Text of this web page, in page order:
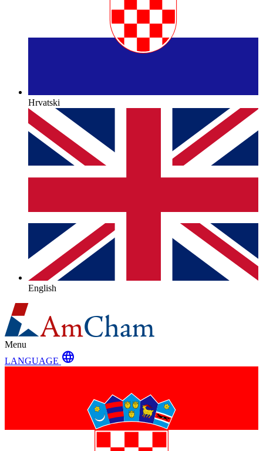
Hrvatski
English
Menu
LANGUAGE language